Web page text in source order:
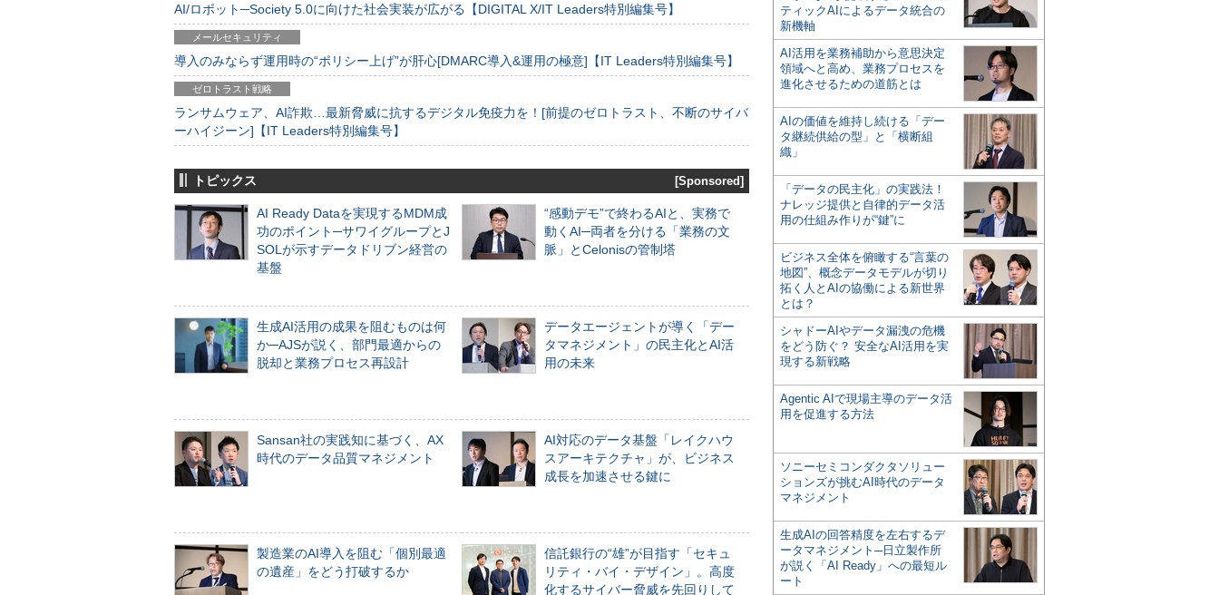
AI/ロボット─Society 5.0に向けた社会実装が広がる【DIGITAL X/IT Leaders特別編集号】
メールセキュリティ
導入のみならず運用時の“ポリシー上げ”が肝心[DMARC導入&運用の極意]【IT Leaders特別編集号】
ゼロトラスト戦略
ランサムウェア、AI詐欺…最新脅威に抗するデジタル免疫力を！[前提のゼロトラスト、不断のサイバ
ーハイジーン]【IT Leaders特別編集号】
トピックス [Sponsored]
AI Ready Dataを実現するMDM成
功のポイント─サワイグループとJ
SOLが示すデータドリブン経営の
基盤
“感動デモ”で終わるAIと、実務で
動くAI─両者を分ける「業務の文
脈」とCelonisの管制塔
生成AI活用の成果を阻むものは何
か─AJSが説く、部門最適からの
脱却と業務プロセス再設計
データエージェントが導く「デー
タマネジメント」の民主化とAI活
用の未来
Sansan社の実践知に基づく、AX
時代のデータ品質マネジメント
AI対応のデータ基盤「レイクハウ
スアーキテクチャ」が、ビジネス
成長を加速させる鍵に
製造業のAI導入を阻む「個別最適
の遺産」をどう打破するか
信託銀行の“雄”が目指す「セキュ
リティ・バイ・デザイン」。高度
化するサイバー脅威を先回りして
ティックAIによるデータ統合の
新機軸
AI活用を業務補助から意思決定
領域へと高め、業務プロセスを
進化させるための道筋とは
AIの価値を維持し続ける「デー
タ継続供給の型」と「横断組
織」
「データの民主化」の実践法！
ナレッジ提供と自律的データ活
用の仕組み作りが“鍵”に
ビジネス全体を俯瞰する“言葉の
地図”、概念データモデルが切り
拓く人とAIの協働による新世界
とは？
シャドーAIやデータ漏洩の危機
をどう防ぐ？ 安全なAI活用を実
現する新戦略
Agentic AIで現場主導のデータ活
用を促進する方法
ソニーセミコンダクタソリュー
ションズが挑むAI時代のデータ
マネジメント
生成AIの回答精度を左右するデ
ータマネジメント─日立製作所
が説く「AI Ready」への最短ル
ート